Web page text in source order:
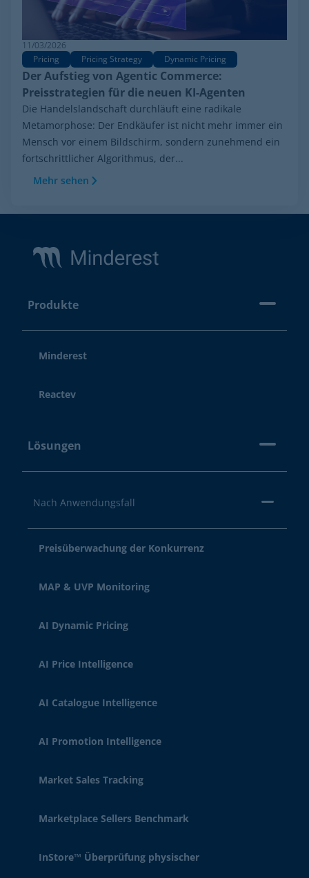
11/03/2026
Pricing
Pricing Strategy Dynamic Pricing
Der Aufstieg von Agentic Commerce:
Preisstrategien für die neuen KI-Agenten
Die Handelslandschaft durchläuft eine radikale
Metamorphose: Der Endkäufer ist nicht mehr immer ein
Mensch vor einem Bildschirm, sondern zunehmend ein
fortschrittlicher Algorithmus, der...
Mehr sehen
Produkte
Minderest
Reactev
Lösungen
Nach Anwendungsfall
Preisüberwachung der Konkurrenz
MAP & UVP Monitoring
AI Dynamic Pricing
AI Price Intelligence
AI Catalogue Intelligence
AI Promotion Intelligence
Market Sales Tracking
Marketplace Sellers Benchmark
InStore™ Überprüfung physischer